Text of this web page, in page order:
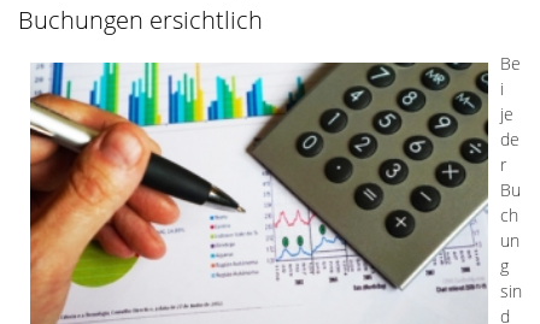
Buchungen ersichtlich
Be
i
je
de
r
Bu
ch
un
g
sin
d